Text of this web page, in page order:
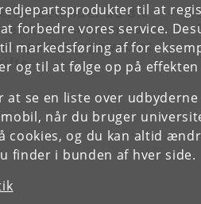
til at
forbedre vores service.
markedsføring af for
og til at følge op på effekten
at se en liste over
når du bruger
cookies, og du kan altid
finder i bunden af hver side.
beholder du dit
– selvom du
spare penge ved at